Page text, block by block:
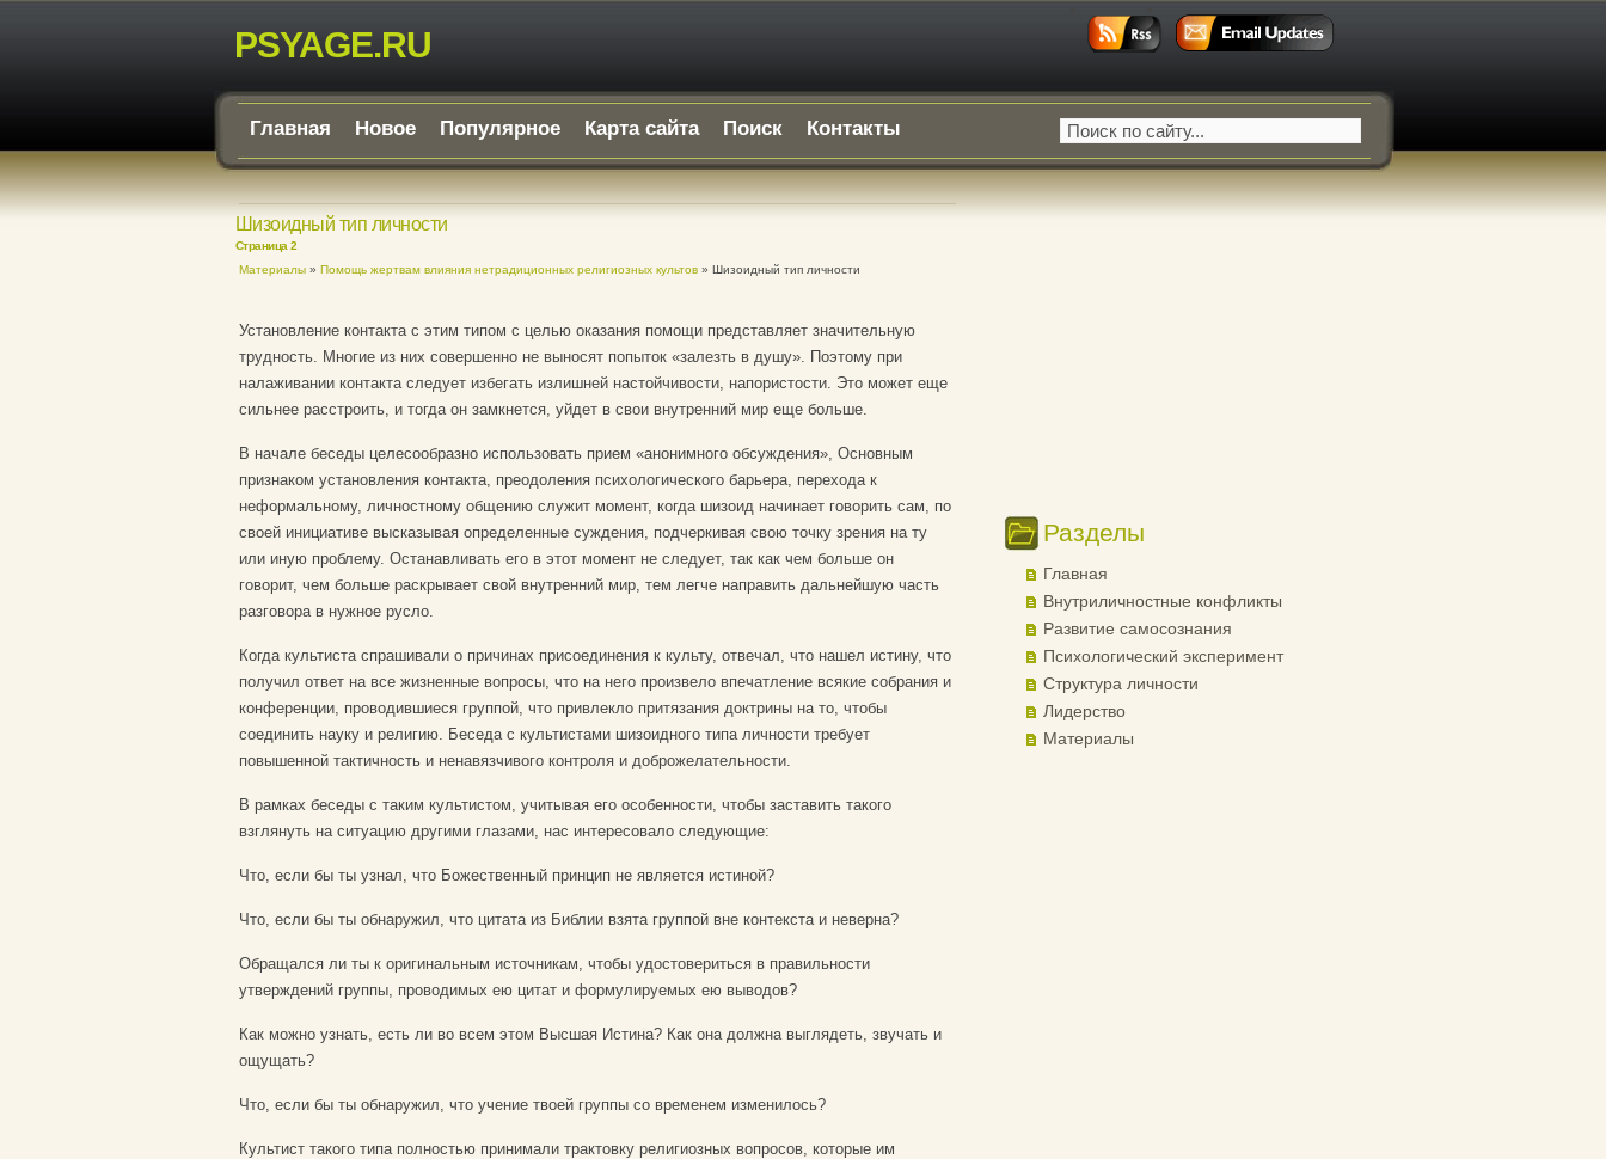
PSYAGE.RU
Главная Новое Популярное Карта сайта Поиск Контакты
Шизоидный тип личности
Страница 2
Материалы» Помощь жертвам влияния нетрадиционных религиозных культов» Шизоидный тип личности
Установление контакта с этим типом с целью оказания помощи представляет значительную
трудность. Многие из них совершенно не выносят попыток «залезть в душу». Поэтому при
налаживании контакта следует избегать излишней настойчивости, напористости. Это может еще
сильнее расстроить, и тогда он замкнется, уйдет в свои внутренний мир еще больше.
В начале беседы целесообразно использовать прием «анонимного обсуждения», Основным
признаком установления контакта, преодоления психологического барьера, перехода к
неформальному, личностному общению служит момент, когда шизоид начинает говорить сам, по
своей инициативе высказывая определенные суждения, подчеркивая свою точку зрения на ту
или иную проблему. Останавливать его в этот момент не следует, так как чем больше он
говорит, чем больше раскрывает свой внутренний мир, тем легче направить дальнейшую часть
разговора в нужное русло.
Когда культиста спрашивали о причинах присоединения к культу, отвечал, что нашел истину, что
получил ответ на все жизненные вопросы, что на него произвело впечатление всякие собрания и
конференции, проводившиеся группой, что привлекло притязания доктрины на то, чтобы
соединить науку и религию. Беседа с культистами шизоидного типа личности требует
повышенной тактичность и ненавязчивого контроля и доброжелательности.
В рамках беседы с таким культистом, учитывая его особенности, чтобы заставить такого
взглянуть на ситуацию другими глазами, нас интересовало следующие:
Что, если бы ты узнал, что Божественный принцип не является истиной?
Что, если бы ты обнаружил, что цитата из Библии взята группой вне контекста и неверна?
Обращался ли ты к оригинальным источникам, чтобы удостовериться в правильности
утверждений группы, проводимых ею цитат и формулируемых ею выводов?
Как можно узнать, есть ли во всем этом Высшая Истина? Как она должна выглядеть, звучать и
ощущать?
Что, если бы ты обнаружил, что учение твоей группы со временем изменилось?
Культист такого типа полностью принимали трактовку религиозных вопросов, которые им
Разделы
Главная
Внутриличностные конфликты
Развитие самосознания
Психологический эксперимент
Структура личности
Лидерство
Материалы